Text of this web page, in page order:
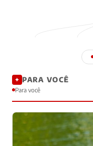
✦ PARA VOCÊ
Para você